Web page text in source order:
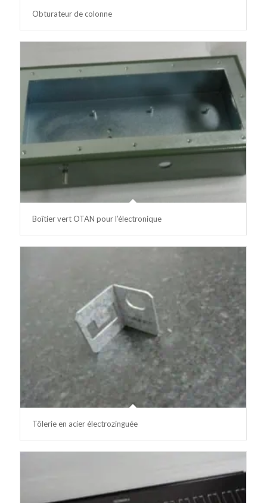
Obturateur de colonne
Boîtier vert OTAN pour l’électronique
Tôlerie en acier électrozinguée